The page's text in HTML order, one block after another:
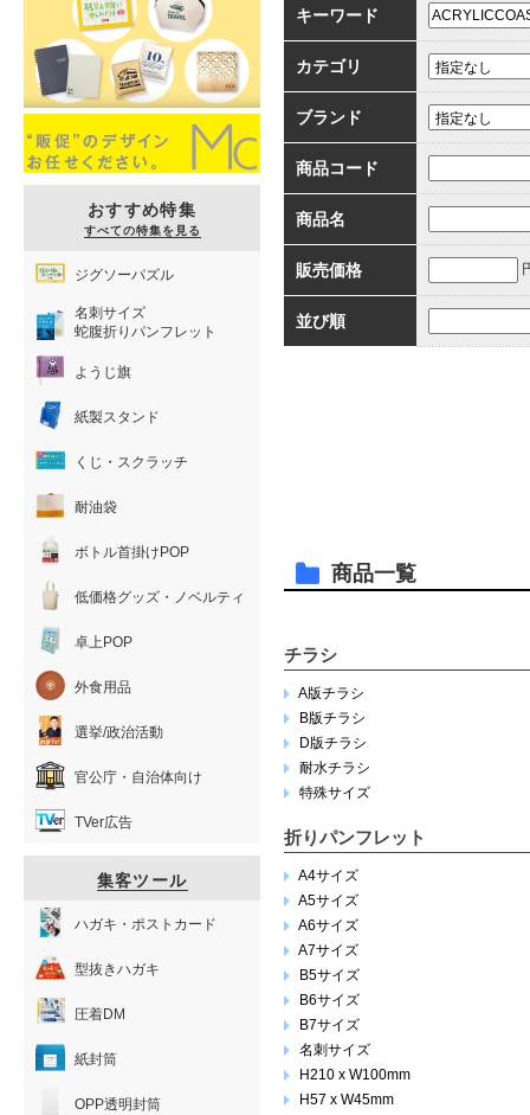
キーワード
カテゴリ
ブランド
商品コード
商品名
販売価格
並び順
商品一覧
チラシ
A版チラシ
B版チラシ
D版チラシ
耐水チラシ
特殊サイズ
折りパンフレット
A4サイズ
A5サイズ
A6サイズ
A7サイズ
B5サイズ
B6サイズ
B7サイズ
名刺サイズ
H210 x W100mm
H57 x W45mm
おすすめ特集
すべての特集を見る
ジグソーパズル
名刺サイズ
蛇腹折りパンフレット
ようじ旗
紙製スタンド
くじ・スクラッチ
耐油袋
ボトル首掛けPOP
低価格グッズ・ノベルティ
卓上POP
外食用品
選挙/政治活動
官公庁・自治体向け
TVer広告
集客ツール
ハガキ・ポストカード
型抜きハガキ
圧着DM
紙封筒
OPP透明封筒